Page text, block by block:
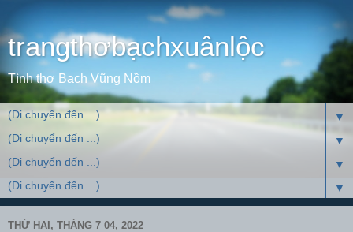
trangthơbạchxuânlộc
Tình thơ Bạch Vũng Nồm
▼
▼
▼
▼
THỨ HAI, THÁNG 7 04, 2022